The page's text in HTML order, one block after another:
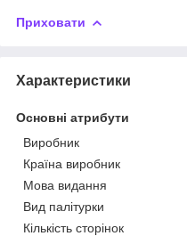
Приховати
Характеристики
Основні атрибути
Виробник
Країна виробник
Мова видання
Вид палітурки
Кількість сторінок